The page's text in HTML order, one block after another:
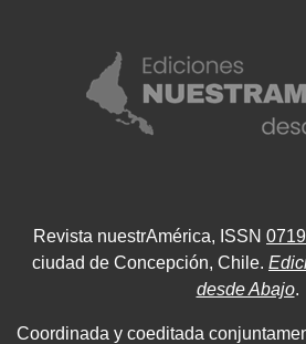
Revista nuestrAmérica, ISSN
ciudad de Concepción, Chile.
desde Abajo.
Coordinada y coeditada